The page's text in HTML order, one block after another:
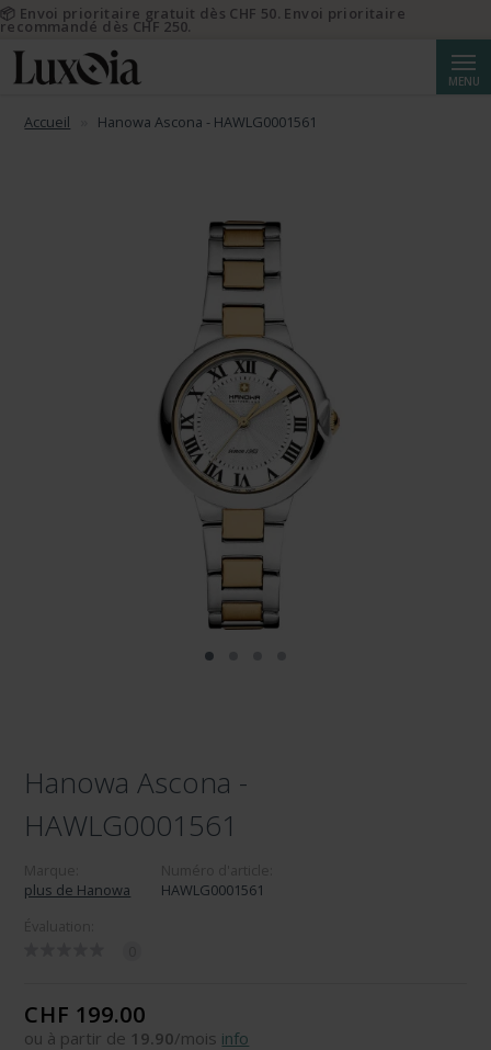
MENU
Accueil Hanowa Ascona - HAWLG0001561
Hanowa Ascona -
HAWLG0001561
plus de Hanowa
HAWLG0001561
CHF 199.00
ou à partir de 19.90/mois info
📦 Envoi prioritaire gratuit dès CHF 50. Envoi prioritaire
recommandé dès CHF 250.